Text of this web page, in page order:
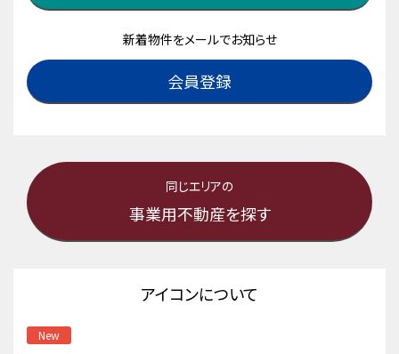
新着物件をメールでお知らせ
会員登録
同じエリアの
事業用不動産を探す
アイコンについて
New